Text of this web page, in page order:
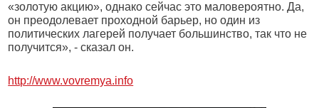
«золотую акцию», однако сейчас это маловероятно. Да,
он преодолевает проходной барьер, но один из
политических лагерей получает большинство, так что не
получится», - сказал он.
http://www.vovremya.info